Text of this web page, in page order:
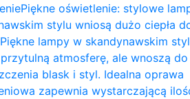
Piękne oświetlenie: stylowe
stylu wniosą dużo ciepła
lampy w skandynawskim
atmosferę, ale wnoszą do
blask i styl. Idealna oprawa
zapewnia wystarczającą